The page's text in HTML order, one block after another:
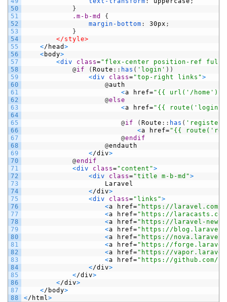
50
51
52
53
54
55
56
57
58
59
60
61
62
63
64
65
66
67
68
69
70
71
72
73
74
75
76
77
78
79
80
81
82
83
84
85
86
87
88
}
.m-b-md {
margin-bottom : 30px ;
}
</style>
</ head >
< body>
<div class= "flex-center position-ref full-
@if ( Route : : has ( 'login' ) )
<div class= "top-right links">
@auth
<a href= "{{ url('/home')
@else
<a href= "{{
@if ( Route : : has ( 'register'
<a href= "{{
@endif
@endauth
</div>
@endif
<div class= "content">
<div class= "title m-b-md">
Laravel
</div>
<div class= "links">
<a href= "https://laravel.com/
<a href= "https://
<a href= "https://laravel-
<a href= "https://
<a href= "https://
<a href= "https://
<a href= "https://
<a href= "https://github.com/
</div>
</div>
</div>
</ body>
</ html >